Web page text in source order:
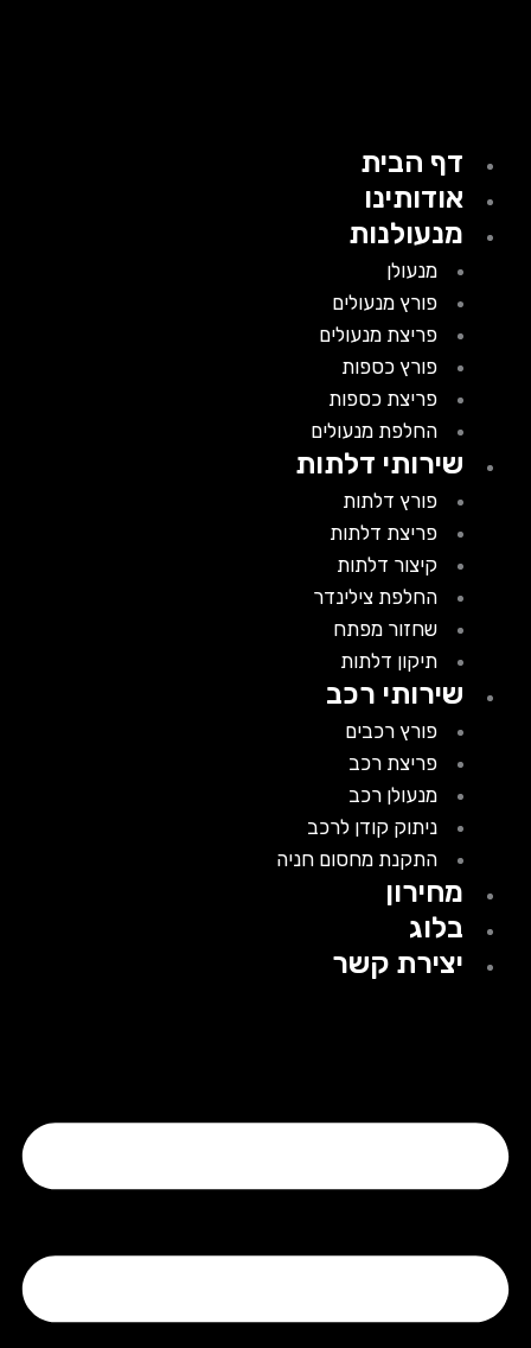
דף הבית
אודותינו
מנעולנות
מנעולן
פורץ מנעולים
פריצת מנעולים
פורץ כספות
פריצת כספות
החלפת מנעולים
שירותי דלתות
פורץ דלתות
פריצת דלתות
קיצור דלתות
החלפת צילינדר
שחזור מפתח
תיקון דלתות
שירותי רכב
פורץ רכבים
פריצת רכב
מנעולן רכב
ניתוק קודן לרכב
התקנת מחסום חניה
מחירון
בלוג
יצירת קשר